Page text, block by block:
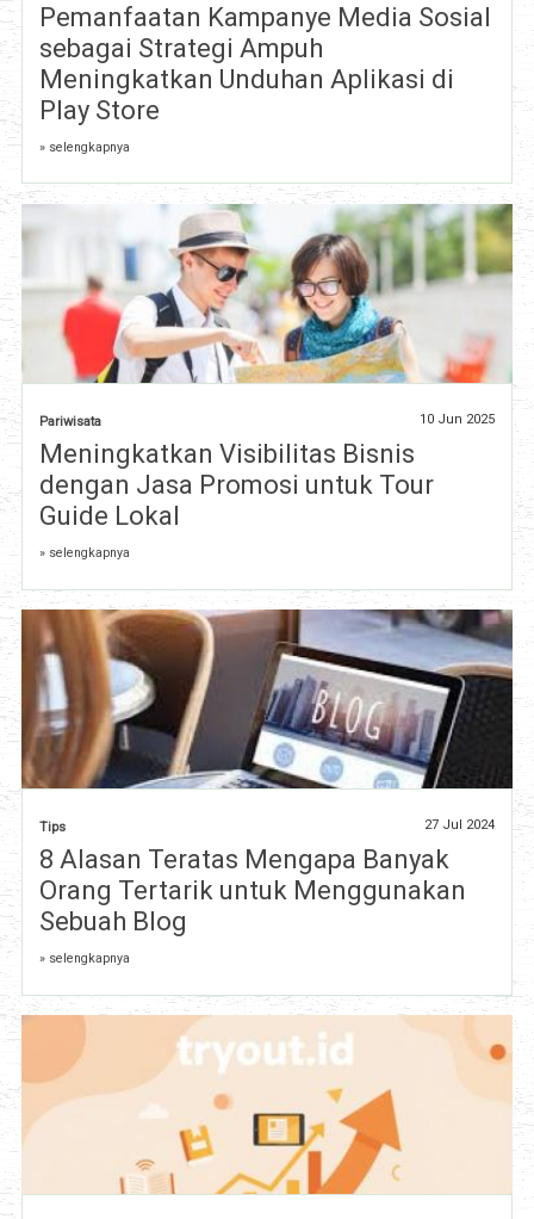
Pemanfaatan Kampanye Media Sosial
sebagai Strategi Ampuh
Meningkatkan Unduhan Aplikasi di
Play Store
» selengkapnya
Pariwisata 10 Jun 2025
Meningkatkan Visibilitas Bisnis
dengan Jasa Promosi untuk Tour
Guide Lokal
» selengkapnya
Tips 27 Jul 2024
8 Alasan Teratas Mengapa Banyak
Orang Tertarik untuk Menggunakan
Sebuah Blog
» selengkapnya